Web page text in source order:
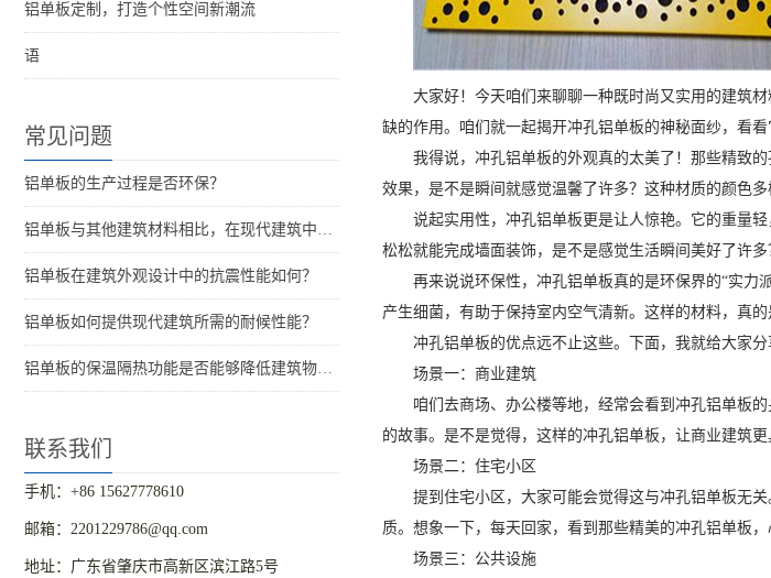
铝单板定制，打造个性空间新潮流
语
常见问题
铝单板的生产过程是否环保？
铝单板与其他建筑材料相比，在现代建筑中的优势是什么？
铝单板在建筑外观设计中的抗震性能如何？
铝单板如何提供现代建筑所需的耐候性能？
铝单板的保温隔热功能是否能够降低建筑物的能耗？
联系我们
手机：+86 15627778610
邮箱：2201229786@qq.com
地址：广东省肇庆市高新区滨江路5号
大家好！今天咱们来聊聊一种既时尚又实用的建筑
缺的作用。咱们就一起揭开冲孔铝单板的神秘面纱，看看
我得说，冲孔铝单板的外观真的太美了！那些精致
效果，是不是瞬间就感觉温馨了许多？这种材质的颜色
说起实用性，冲孔铝单板更是让人惊艳。它的重量
松松就能完成墙面装饰，是不是感觉生活瞬间美好了许
再来说说环保性，冲孔铝单板真的是环保界的“实力
产生细菌，有助于保持室内空气清新。这样的材料，真的
冲孔铝单板的优点远不止这些。下面，我就给大家
场景一：商业建筑
咱们去商场、办公楼等地，经常会看到冲孔铝单板
的故事。是不是觉得，这样的冲孔铝单板，让商业建筑更
场景二：住宅小区
提到住宅小区，大家可能会觉得这与冲孔铝单板无
质。想象一下，每天回家，看到那些精美的冲孔铝单板
场景三：公共设施